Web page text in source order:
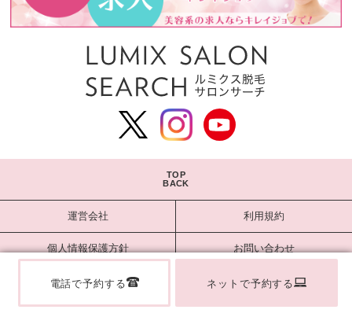
電話で予約する ネットで予約する
TOP
BACK
運営会社 利用規約
個人情報保護方針 お問い合わせ
よくある質問 サロン掲載登録